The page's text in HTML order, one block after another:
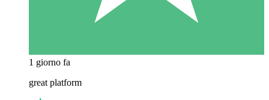
1 giorno fa
great platform